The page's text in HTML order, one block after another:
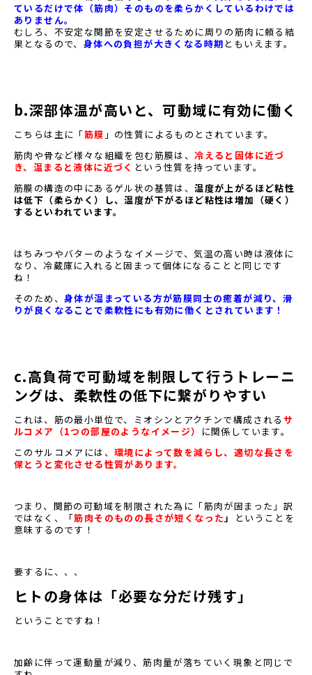
ているだけで体（筋肉）そのものを柔らかくしているわけでは
ありません。
むしろ、不安定な関節を安定させるために周りの筋肉に頼る結
果となるので、 身体への負担が大きくなる時期 ともいえます。
b.深部体温が高いと、可動域に有効に働く
こちらは主に「筋膜 」の性質によるものとされています。
筋肉や骨など様々な組織を包む筋膜は、冷えると固体に近づ
き、温まると液体に近づく という性質を持っています。
筋膜の構造の中にあるゲル状の基質は、温度が上がるほど粘性
は低下（柔らかく）し、温度が下がるほど粘性は増加（硬く）
するといわれています。
はちみつやバターのようなイメージで、気温の高い時は液体に
なり、冷蔵庫に入れると固まって個体になることと同じです
ね！
そのため、 身体が温まっている方が筋膜同士の癒着が減り、滑
りが良くなることで柔軟性にも有効に働くとされています！
c.高負荷で可動域を制限して行うトレーニ
ングは、柔軟性の低下に繋がりやすい
これは、筋の最小単位で、ミオシンとアクチンで構成される サ
ルコメア（1つの部屋のようなイメージ）
に関係しています。
このサルコメアには、 環境によって数を減らし、適切な長さを
保とうと変化させる性質があります。
つまり、関節の可動域を制限された為に「筋肉が固まった」訳
ではなく、「筋肉そのものの長さが短くなった」
ということを
意味するのです！
要するに、、、
ヒトの身体は「必要な分だけ残す」
ということですね！
加齢に伴って運動量が減り、筋肉量が落ちていく現象と同じで